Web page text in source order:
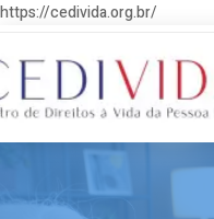
https://cedivida.org.br/